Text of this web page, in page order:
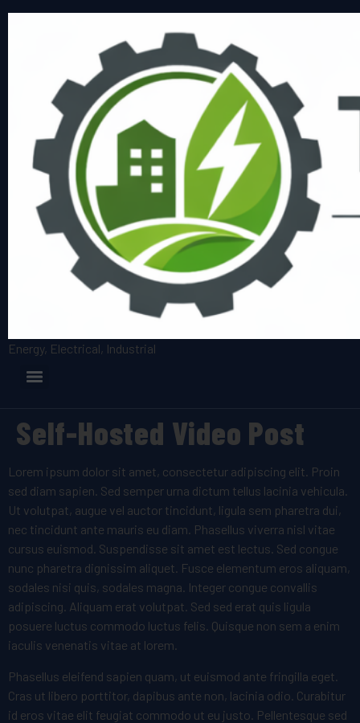
Energy, Electrical, Industrial
Self-Hosted Video Post
Lorem ipsum dolor sit amet, consectetur adipiscing elit. Proin
sed diam sapien. Sed semper urna dictum tellus lacinia vehicula.
Ut volutpat, augue vel auctor tincidunt, ligula sem pharetra dui,
nec tincidunt ante mauris eu diam. Phasellus viverra nisl vitae
cursus euismod. Suspendisse sit amet est lectus. Sed congue
nunc pharetra dignissim aliquet. Fusce elementum eros aliquam,
sodales nisi quis, sodales magna. Integer congue convallis
adipiscing. Aliquam erat volutpat. Sed sed erat quis ligula
posuere luctus commodo luctus felis. Quisque non sem a enim
iaculis venenatis vitae at lorem.
Phasellus eleifend sapien quam, ut euismod ante fringilla eget.
Cras ut libero porttitor, dapibus ante non, lacinia odio. Curabitur
id eros vitae elit feugiat commodo ut eu justo. Pellentesque sed